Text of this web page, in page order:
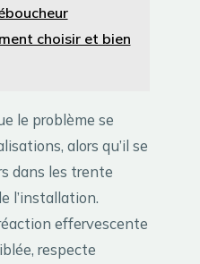
choisir et bien
le problème se
alors qu’il se
dans les trente
l’installation.
effervescente
respecte